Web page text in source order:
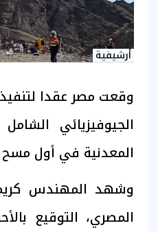
أرشيفية
وقعت مصر عقدا
الجيوفيزيائي
المعدنية في أول مسح من
وشهد المهندس كريم
المصري، التوقيع